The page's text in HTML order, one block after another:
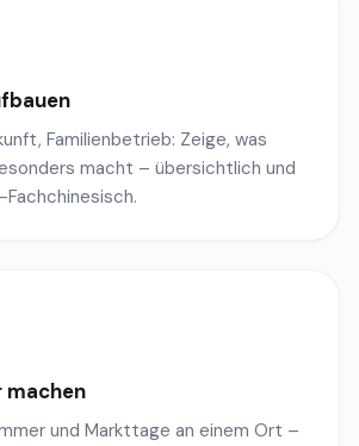
Familienbetrieb: Zeige, was
macht – übersichtlich und
machen
und Markttage an einem Ort –